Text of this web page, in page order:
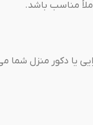
مناسب باشد.
یا دکور منزل